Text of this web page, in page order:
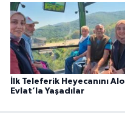
İlk Teleferik Heyecanını Alo
Evlat’la Yaşadılar